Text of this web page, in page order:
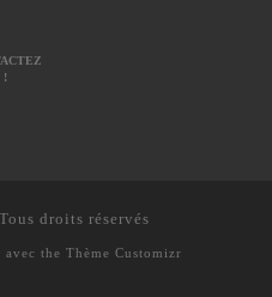
!
droits réservés
avec the Thème Customizr